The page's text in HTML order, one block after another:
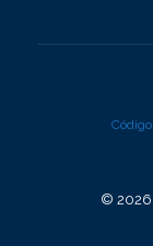
© 2026